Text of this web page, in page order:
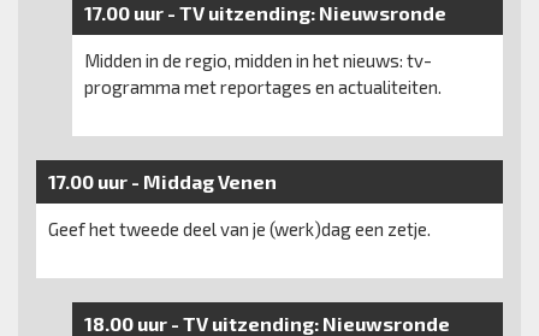
17.00 uur - TV uitzending: Nieuwsronde
Midden in de regio, midden in het nieuws: tv-
programma met reportages en actualiteiten.
17.00 uur - Middag Venen
Geef het tweede deel van je (werk)dag een zetje.
18.00 uur - TV uitzending: Nieuwsronde